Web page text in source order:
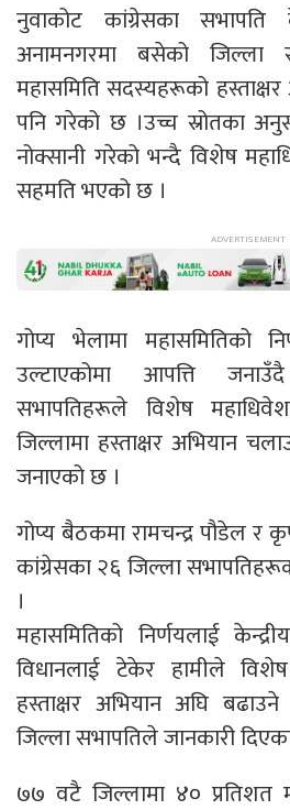
नुवाकोट कांग्रेसका
अनामनगरमा बसेको जिल्ला
महासमिति सदस्यहरूको
पनि गरेको छ ।उच्च स्रोतका
नोक्सानी गरेको भन्दै विशेष
सहमति भएको छ ।
गोप्य भेलामा महासमितिको
उल्टाएकोमा आपत्ति
सभापतिहरूले विशेष
जिल्लामा हस्ताक्षर अभियान
जनाएको छ ।
गोप्य बैठकमा रामचन्द्र पौडेल र
कांग्रेसका २६ जिल्ला
।
महासमितिको निर्णयलाई
विधानलाई टेकेर हामीले
हस्ताक्षर अभियान अघि
जिल्ला सभापतिले जानकारी
७७ वटै जिल्लामा ४० प्रतिशत